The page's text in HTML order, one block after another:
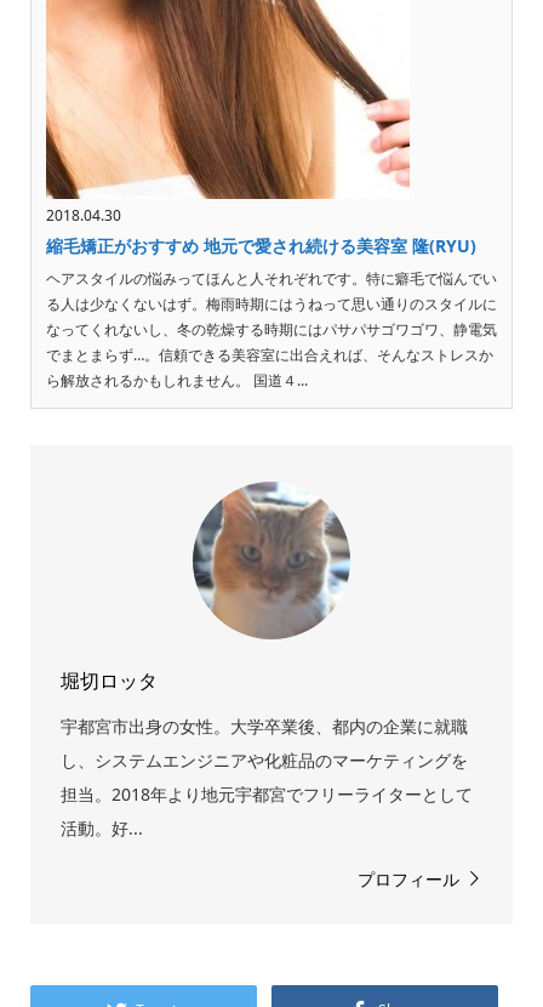
2018.04.30
縮毛矯正がおすすめ 地元で愛され続ける美容室 隆(RYU)
ヘアスタイルの悩みってほんと人それぞれです。特に癖毛で悩んでい
る人は少なくないはず。梅雨時期にはうねって思い通りのスタイルに
なってくれないし、冬の乾燥する時期にはパサパサゴワゴワ、静電気
でまとまらず…。信頼できる美容室に出合えれば、そんなストレスか
ら解放されるかもしれません。 国道４...
堀切ロッタ
宇都宮市出身の女性。大学卒業後、都内の企業に就職
し、システムエンジニアや化粧品のマーケティングを
担当。2018年より地元宇都宮でフリーライターとして
活動。好...
プロフィール